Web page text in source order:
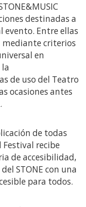
destinadas a
evento. Entre ellas
mediante criterios
en
de uso del Teatro
ocasiones antes
de todas
Festival recibe
de accesibilidad,
STONE con una
para todos.